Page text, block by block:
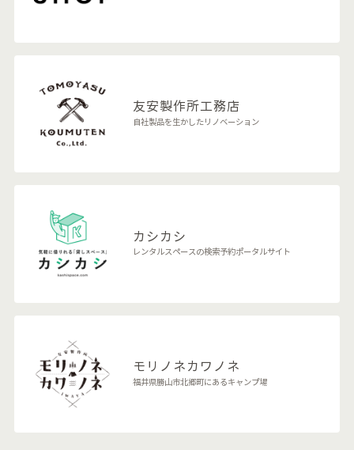
友安製作所工務店
自社製品を生かしたリノベーション
カシカシ
レンタルスペースの検索予約ポータルサイト
モリノネカワノネ
福井県勝山市北郷町にあるキャンプ場